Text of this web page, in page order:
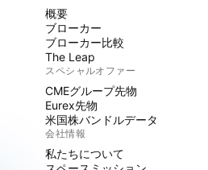
概要
ブローカー
ブローカー比較
The Leap
スペシャルオファー
CMEグループ先物
Eurex先物
米国株バンドルデータ
会社情報
私たちについて